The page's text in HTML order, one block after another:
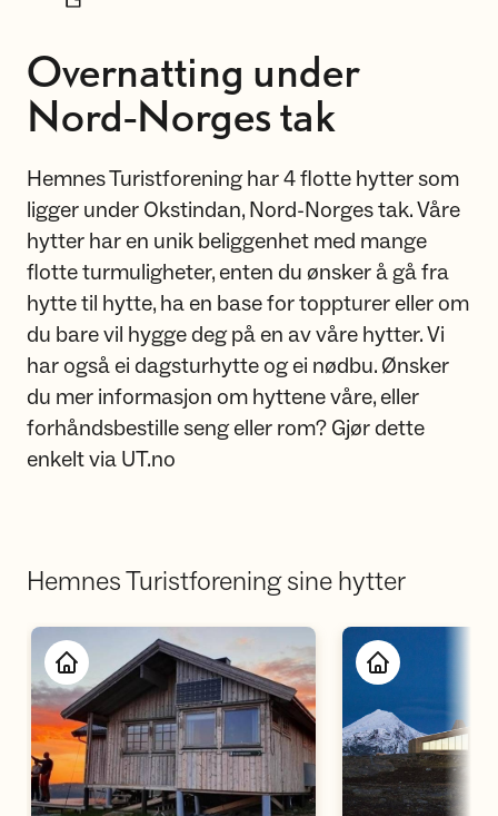
Overnatting under
Nord-Norges tak
Hemnes Turistforening har 4 flotte hytter som
ligger under Okstindan, Nord-Norges tak. Våre
hytter har en unik beliggenhet med mange
flotte turmuligheter, enten du ønsker å gå fra
hytte til hytte, ha en base for toppturer eller om
du bare vil hygge deg på en av våre hytter. Vi
har også ei dagsturhytte og ei nødbu. Ønsker
du mer informasjon om hyttene våre, eller
forhåndsbestille seng eller rom? Gjør dette
enkelt via UT.no
Hemnes Turistforening sine hytter